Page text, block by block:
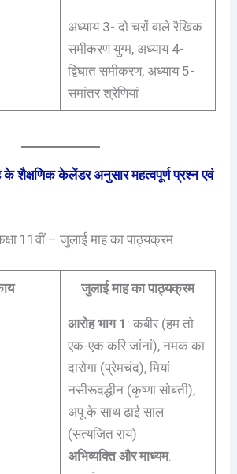
अध्याय 3- दो चरों वाले रैखिक
समीकरण युग्म, अध्याय 4-
द्विघात समीकरण, अध्याय 5-
समांतर श्रेणियां
के शैक्षणिक केलेंडर अनुसार महत्वपूर्ण प्रश्न एवं
11वीं – जुलाई माह का पाठ्यक्रम
जुलाई माह का पाठ्यक्रम
आरोह भाग 1 : कबीर (हम तो
एक-एक करि जांनां), नमक का
दारोगा (प्रेमचंद), मियां
नसीरूदद्धीन (कृष्णा सोबती),
अपू के साथ ढाई साल
(सत्यजित राय)
अभिव्यक्ति और माध्यम: